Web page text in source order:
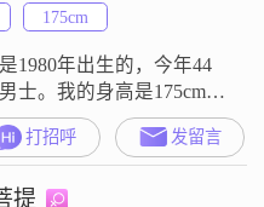
175cm
1980年出生的，今年44
士。我的身高是175cm，
门工作。关于学历，我是
下。我的月收入在5001元
个区间。在性格和观念
个真诚可靠的人，平时
打招呼 发留言
提